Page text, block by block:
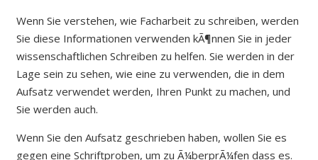
Wenn Sie verstehen, wie Facharbeit zu schreiben, werden
Sie diese Informationen verwenden kÃ¶nnen Sie in jeder
wissenschaftlichen Schreiben zu helfen. Sie werden in der
Lage sein zu sehen, wie eine zu verwenden, die in dem
Aufsatz verwendet werden, Ihren Punkt zu machen, und
Sie werden auch.
Wenn Sie den Aufsatz geschrieben haben, wollen Sie es
gegen eine Schriftproben, um zu Ã¼berprÃ¼fen dass es.